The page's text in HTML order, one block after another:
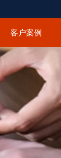
客户案例